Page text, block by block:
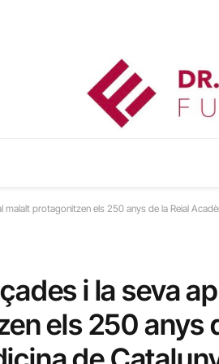
malalt protagonitzen els 250 anys de la Reial
i la seva
els 250 anys